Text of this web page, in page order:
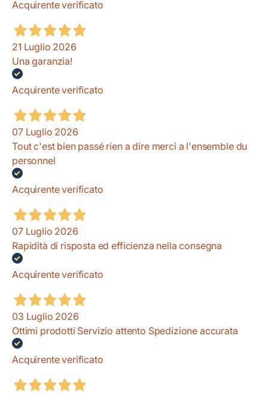
Acquirente verificato
21 Luglio 2026
Una garanzia!
Acquirente verificato
07 Luglio 2026
Tout c'est bien passé rien a dire merci a l'ensemble du
personnel
Acquirente verificato
07 Luglio 2026
Rapidità di risposta ed efficienza nella consegna
Acquirente verificato
03 Luglio 2026
Ottimi prodotti Servizio attento Spedizione accurata
Acquirente verificato